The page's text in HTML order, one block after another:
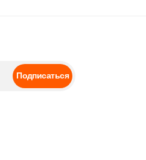
Подписаться